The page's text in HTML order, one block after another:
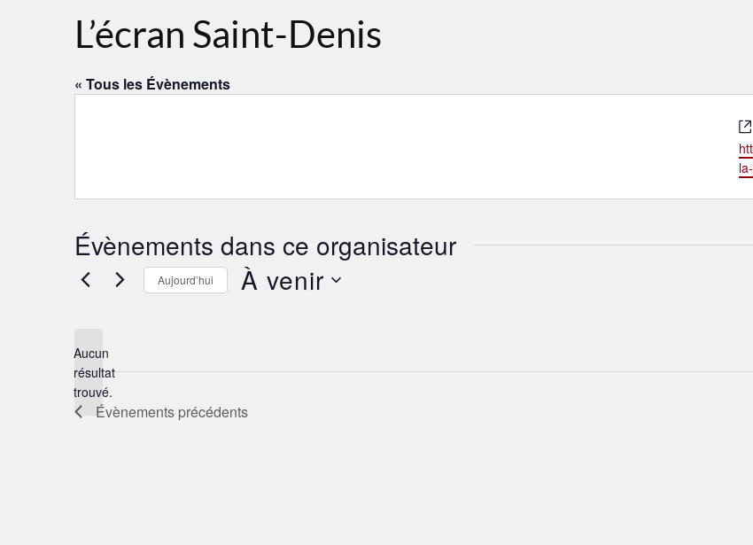
L’écran Saint-Denis
« Tous les Évènements
Évènements dans ce organisateur
Notice
Aucun
résultat
trouvé.
Aujourd’hui À venir
Évènements précédents